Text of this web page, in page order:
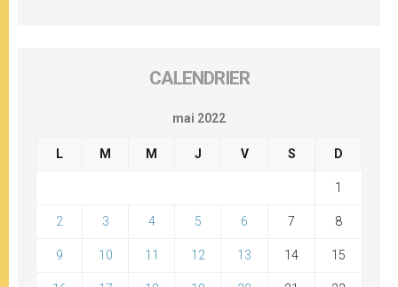
CALENDRIER
mai 2022
L M M J V S D
1
2 3 4 5 6 7 8
9 10 11 12 13 14 15